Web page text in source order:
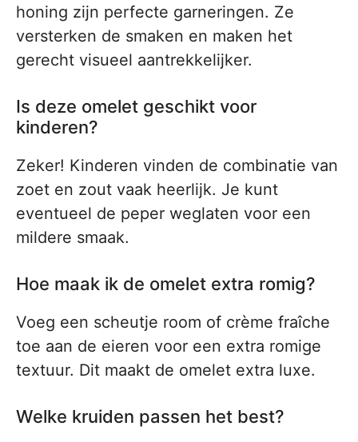
honing zijn perfecte garneringen. Ze
versterken de smaken en maken het
gerecht visueel aantrekkelijker.
Is deze omelet geschikt voor
kinderen?
Zeker! Kinderen vinden de combinatie van
zoet en zout vaak heerlijk. Je kunt
eventueel de peper weglaten voor een
mildere smaak.
Hoe maak ik de omelet extra romig?
Voeg een scheutje room of crème fraîche
toe aan de eieren voor een extra romige
textuur. Dit maakt de omelet extra luxe.
Welke kruiden passen het best?